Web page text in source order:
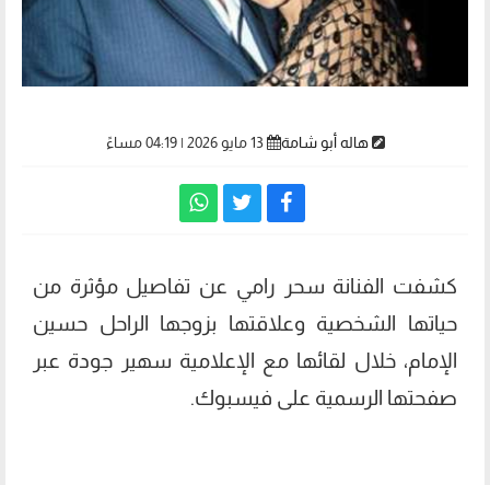
هاله أبو شامة 13 مايو 2026 | 04:19 مساءً
كشفت الفنانة سحر رامي عن تفاصيل مؤثرة من
حياتها الشخصية وعلاقتها بزوجها الراحل حسين
الإمام، خلال لقائها مع الإعلامية سهير جودة عبر
صفحتها الرسمية على فيسبوك.